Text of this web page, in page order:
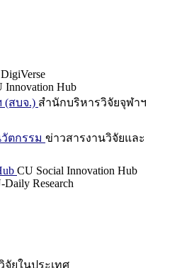
Innovation Hub
(สบจ.) สำนักบริหารวิจัยจุฬาฯ
ตกรรม ข่าวสารงานวิจัยและ
CU Social Innovation Hub
Daily Research
จัยในประเทศ